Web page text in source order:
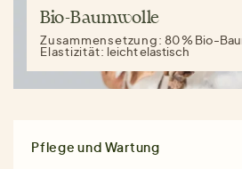
Bio-Baumwolle
Zusammensetzung:80 % Bio-
Elastizität: leicht elastisch
Pflege und Wartung